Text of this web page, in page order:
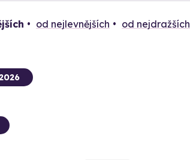
od nejlevnějších od nejdražších